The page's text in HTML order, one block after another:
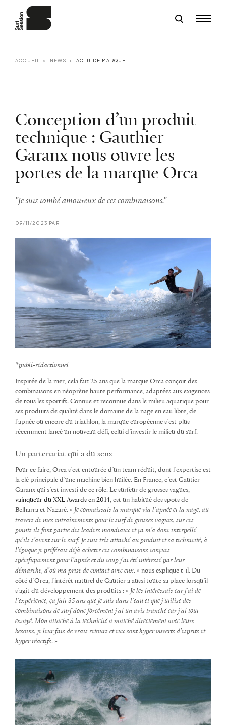
ACCUEIL NEWS ACTU DE MARQUE
Conception d’un produit
technique : Gauthier
Garanx nous ouvre les
portes de la marque Orca
"Je suis tombé amoureux de ces combinaisons."
09/11/2023 PAR
*publi-rédactionnel
Inspirée de la mer, cela fait 25 ans que la marque Orca conçoit des
combinaisons en néoprène haute performance, adaptées aux exigences
de tous les sportifs. Connue et reconnue dans le milieu aquatique pour
ses produits de qualité dans le domaine de la nage en eau libre, de
l’apnée ou encore du triathlon, la marque européenne s’est plus
récemment lancé un nouveau défi, celui d’investir le milieu du surf.
Un partenariat qui a du sens
Pour ce faire, Orca s’est entourée d’un team réduit, dont l’expertise est
la clé principale d’une machine bien huilée. En France, c’est Gautier
Garanx qui s’est investi de ce rôle. Le surfeur de grosses vagues,
vainqueur du XXL Awards en 2014, est un habitué des spots de
Belharra et Nazaré. « Je connaissais la marque via l’apnée et la nage, au
travers de mes entraînements pour le surf de grosses vagues, sur ces
points ils font partie des leaders mondiaux et ça m’a donc interpellé
qu’ils s’axent sur le surf. Je suis très attaché au produit et sa technicité, à
l’époque je préférais déjà acheter ces combinaisons conçues
spécifiquement pour l’apnée et du coup j’ai été intéressé par leur
démarche, d’où ma prise de contact avec eux. » nous explique t-il. Du
côté d’Orca, l’intérêt naturel de Gautier a aussi toute sa place lorsqu’il
s’agit du développement des produits : « Je les intéressais car j’ai de
l’expérience, ça fait 35 ans que je suis dans l’eau et que j’utilise des
combinaisons de surf donc forcément j’ai un avis tranché car j’ai tout
essayé. Mon attache à la technicité a matché directement avec leurs
besoins, je leur fais de vrais retours et eux sont hyper ouverts d’esprits et
hyper réactifs. »